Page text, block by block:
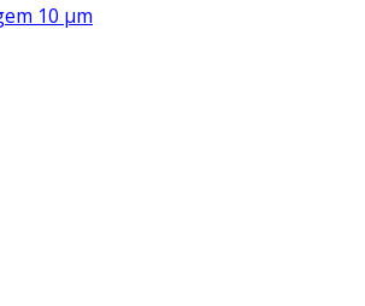
10 μm